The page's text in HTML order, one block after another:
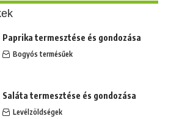
Paprika termesztése és gondozása
Bogyós termésűek
Saláta termesztése és gondozása
Levélzöldségek